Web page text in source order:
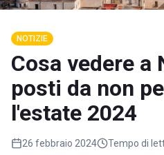
NOTIZIE
Cosa vedere a
posti da non
l'estate 2024
26 febbraio 2024 Tempo di